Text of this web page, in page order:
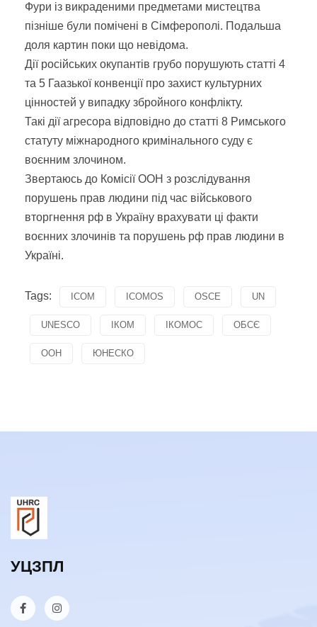
Фури із викраденими предметами мистецтва
пізніше були помічені в Сімферополі. Подальша
доля картин поки що невідома.
Дії російських окупантів грубо порушують статті 4
та 5 Гаазької конвенції про захист культурних
цінностей у випадку збройного конфлікту.
Такі дії агресора відповідно до статті 8 Римського
статуту міжнародного кримінального суду є
воєнним злочином.
Звертаюсь до Комісії ООН з розслідування
порушень прав людини під час військового
вторгнення рф в Україну врахувати ці факти
воєнних злочинів та порушень рф прав людини в
Україні.
Tags: ICOM ICOMOS OSCE UN
UNESCO ІКОМ ІКОМОС ОБСЄ
ООН ЮНЕСКО
УЦЗПЛ